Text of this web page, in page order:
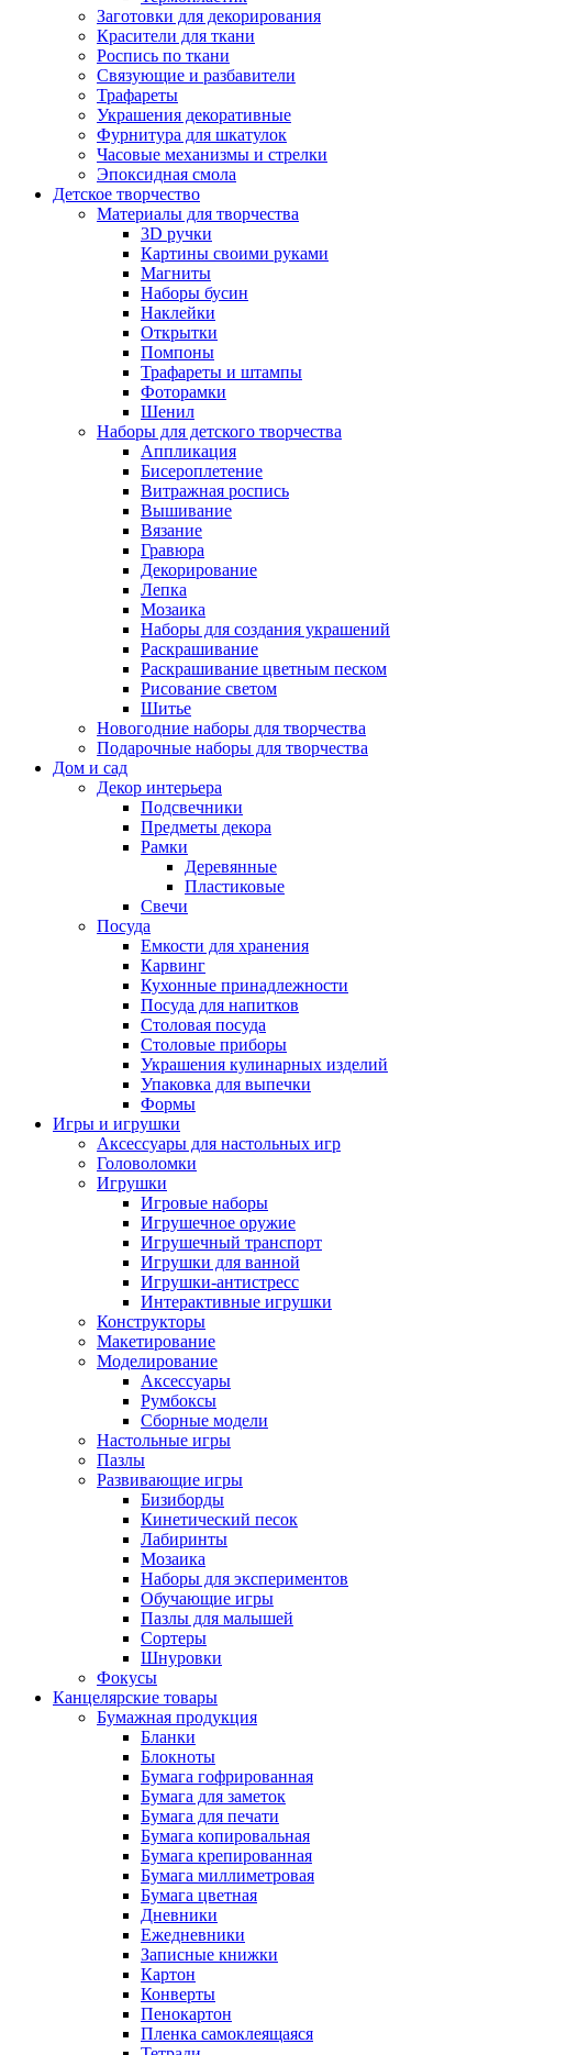
Заготовки для декорирования
Красители для ткани
Роспись по ткани
Связующие и разбавители
Трафареты
Украшения декоративные
Фурнитура для шкатулок
Часовые механизмы и стрелки
Эпоксидная смола
Детское творчество
Материалы для творчества
3D ручки
Картины своими руками
Магниты
Наборы бусин
Наклейки
Открытки
Помпоны
Трафареты и штампы
Фоторамки
Шенил
Наборы для детского творчества
Аппликация
Бисероплетение
Витражная роспись
Вышивание
Вязание
Гравюра
Декорирование
Лепка
Мозаика
Наборы для создания украшений
Раскрашивание
Раскрашивание цветным песком
Рисование светом
Шитье
Новогодние наборы для творчества
Подарочные наборы для творчества
Дом и сад
Декор интерьера
Подсвечники
Предметы декора
Рамки
Деревянные
Пластиковые
Свечи
Посуда
Емкости для хранения
Карвинг
Кухонные принадлежности
Посуда для напитков
Столовая посуда
Столовые приборы
Украшения кулинарных изделий
Упаковка для выпечки
Формы
Игры и игрушки
Аксессуары для настольных игр
Головоломки
Игрушки
Игровые наборы
Игрушечное оружие
Игрушечный транспорт
Игрушки для ванной
Игрушки-антистресс
Интерактивные игрушки
Конструкторы
Макетирование
Моделирование
Аксессуары
Румбоксы
Сборные модели
Настольные игры
Пазлы
Развивающие игры
Бизиборды
Кинетический песок
Лабиринты
Мозаика
Наборы для экспериментов
Обучающие игры
Пазлы для малышей
Сортеры
Шнуровки
Фокусы
Канцелярские товары
Бумажная продукция
Бланки
Блокноты
Бумага гофрированная
Бумага для заметок
Бумага для печати
Бумага копировальная
Бумага крепированная
Бумага миллиметровая
Бумага цветная
Дневники
Ежедневники
Записные книжки
Картон
Конверты
Пенокартон
Пленка самоклеящаяся